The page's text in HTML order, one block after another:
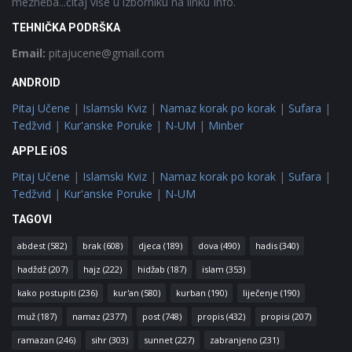
TEHNIČKA PODRŠKA
Email: pitajucene@gmail.com
ANDROID
Pitaj Učene | Islamski Kviz | Namaz korak po korak | Sufara |
Tedžvid | Kur'anske Poruke | N-UM | Minber
APPLE iOS
Pitaj Učene | Islamski Kviz | Namaz korak po korak | Sufara |
Tedžvid | Kur'anske Poruke | N-UM
TAGOVI
abdest (582) brak (608) djeca (189) dova (490) hadis (340)
hadždž (207) hajz (222) hidžab (187) islam (353)
kako postupiti (236) kur'an (580) kurban (190) liječenje (190)
muž (187) namaz (2377) post (748) propis (432) propisi (207)
ramazan (246) sihr (303) sunnet (227) zabranjeno (231)